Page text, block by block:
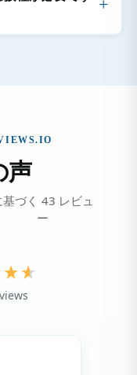
声
基づく 43 レビュ
ー